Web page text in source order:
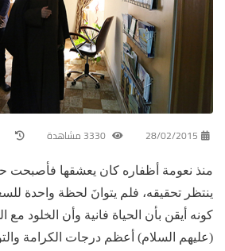
28/02/2015
منذ نعومة أظفاره كان يعشقها فأصبحت
ينتظر تحقيقه، فلم يتوانَ لحظة واحدة
كونه أيقن بأن الحياة فانية وأن الخلود مع
(عليهم السلام) أعظم درجات الكرامة